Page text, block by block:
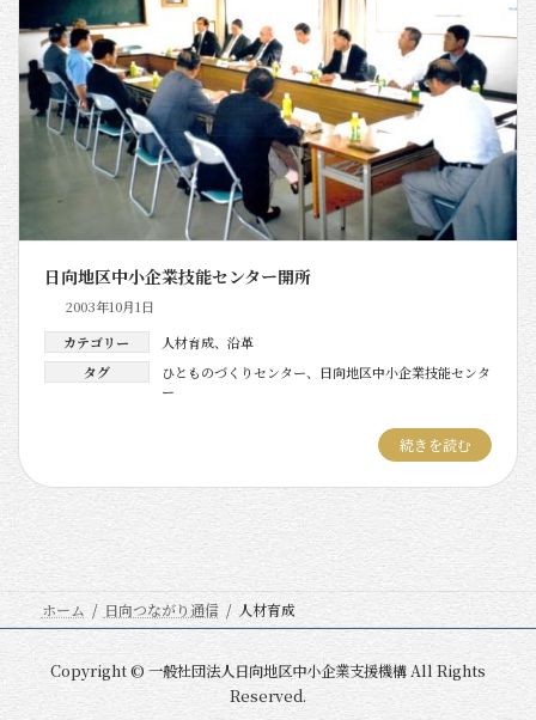
日向地区中小企業技能センター開所
2003年10月1日
カテゴリー
人材育成、 沿革
タグ
ひとものづくりセンター、
日向地区中小企業技能センタ
ー
続きを読む
ホーム 日向つながり通信 人材育成
Copyright © 一般社団法人日向地区中小企業支援機構 All Rights
Reserved.